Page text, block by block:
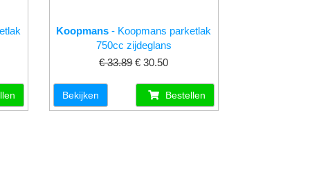
Koopmans - Koopmans parketlak
750cc zijdeglans
€ 33.89 € 30.50
Bekijken Bestellen